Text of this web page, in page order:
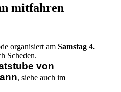
mitfahren
organisiert am Samstag 4.
Scheden.
von
, siehe auch im